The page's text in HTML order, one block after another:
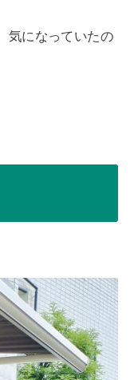
気になっていたの